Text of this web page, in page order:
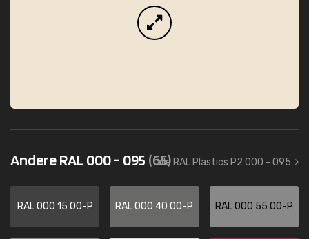
Andere RAL 000 - 095 (65)
alle RAL Plastics P2 000 - 095
RAL 000 15 00-P RAL 000 40 00-P RAL 000 55 00-P